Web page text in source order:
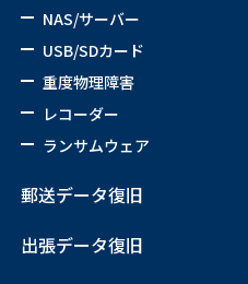
NAS/サーバー
USB/SDカード
重度物理障害
レコーダー
ランサムウェア
郵送データ復旧
出張データ復旧